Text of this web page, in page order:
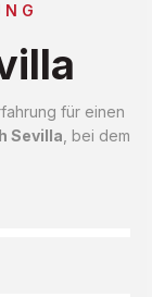
für einen
Sevilla , bei dem